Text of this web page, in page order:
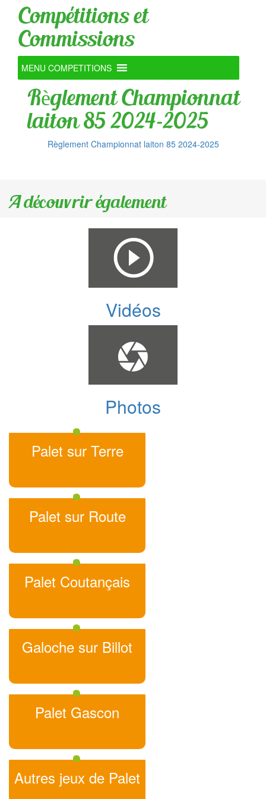
Compétitions et
Commissions
MENU COMPETITIONS
Règlement Championnat
laiton 85 2024-2025
Règlement Championnat laiton 85 2024-2025
A découvrir également
Vidéos
Photos
Palet sur Terre
Palet sur Route
Palet Coutançais
Galoche sur Billot
Palet Gascon
Autres jeux de Palet